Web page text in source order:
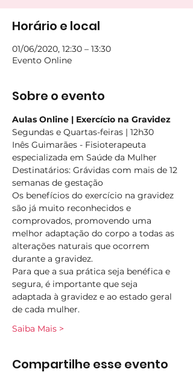
Horário e local
01/06/2020, 12:30 – 13:30
Evento Online
Sobre o evento
Aulas Online | Exercício na Gravidez
Segundas e Quartas-feiras | 12h30
Inês Guimarães - Fisioterapeuta
especializada em Saúde da Mulher
Destinatários: Grávidas com mais de 12
semanas de gestação
Os benefícios do exercício na gravidez
são já muito reconhecidos e
comprovados, promovendo uma
melhor adaptação do corpo a todas as
alterações naturais que ocorrem
durante a gravidez.
Para que a sua prática seja benéfica e
segura, é importante que seja
adaptada à gravidez e ao estado geral
de cada mulher.
Saiba Mais >
Compartilhe esse evento